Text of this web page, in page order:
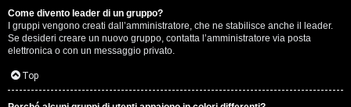
Come divento leader di un gruppo?
I gruppi vengono creati dall’amministratore, che ne stabilisce anche il leader.
Se desideri creare un nuovo gruppo, contatta l’amministratore via posta
elettronica o con un messaggio privato.
Top
D
i
t